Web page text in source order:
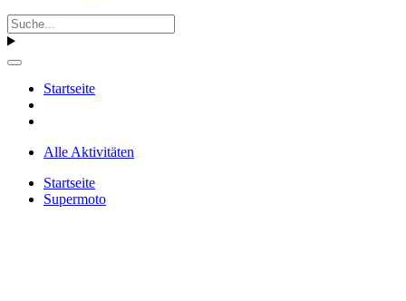
Startseite
Alle Aktivitäten
Startseite
Supermoto